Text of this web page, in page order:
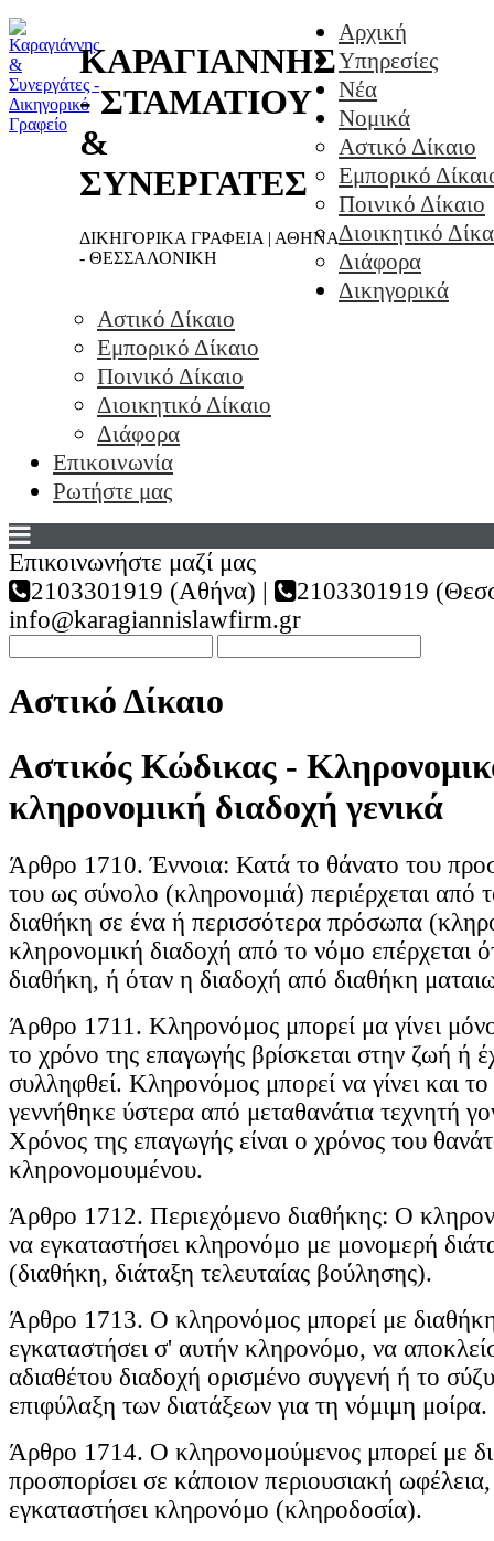
ΚΑΡΑΓΙΑΝΝΗΣ
- ΣΤΑΜΑΤΙΟΥ
&
ΣΥΝΕΡΓΑΤΕΣ
ΔΙΚΗΓΟΡΙΚΑ ΓΡΑΦΕΙΑ | ΑΘΗΝΑ
- ΘΕΣΣΑΛΟΝΙΚΗ
Αρχική
Υπηρεσίες
Νέα
Νομικά
Αστικό Δίκαιο
Εμπορικό
Ποινικό Δίκαιο
Διοικητικό
Διάφορα
Δικηγορικά
Αστικό Δίκαιο
Εμπορικό Δίκαιο
Ποινικό Δίκαιο
Διοικητικό Δίκαιο
Διάφορα
Επικοινωνία
Ρωτήστε μας
Επικοινωνήστε μαζί μας
2103301919 (Αθήνα) |
2103301919
info@karagiannislawfirm.gr
Αστικό Δίκαιο
Αστικός Κώδικας -
κληρονομική διαδοχή γενικά
Άρθρο 1710. Έννοια: Κατά το θάνατο του
του ως σύνολο (κληρονομιά) περιέρχεται από
διαθήκη σε ένα ή περισσότερα πρόσωπα
κληρονομική διαδοχή από το νόμο επέρχεται
διαθήκη, ή όταν η διαδοχή από διαθήκη
Άρθρο 1711. Κληρονόμος μπορεί μα γίνει
το χρόνο της επαγωγής βρίσκεται στην ζωή ή
συλληφθεί. Κληρονόμος μπορεί να γίνει και
γεννήθηκε ύστερα από μεταθανάτια τεχνητή
Χρόνος της επαγωγής είναι ο χρόνος του
κληρονομουμένου.
Άρθρο 1712. Περιεχόμενο διαθήκης: Ο
να εγκαταστήσει κληρονόμο με μονομερή
(διαθήκη, διάταξη τελευταίας βούλησης).
Άρθρο 1713. Ο κληρονόμος μπορεί με
εγκαταστήσει σ' αυτήν κληρονόμο, να
αδιαθέτου διαδοχή ορισμένο συγγενή ή το
επιφύλαξη των διατάξεων για τη νόμιμη μοίρα.
Άρθρο 1714. Ο κληρονομούμενος μπορεί με
προσπορίσει σε κάποιον περιουσιακή
εγκαταστήσει κληρονόμο (κληροδοσία).